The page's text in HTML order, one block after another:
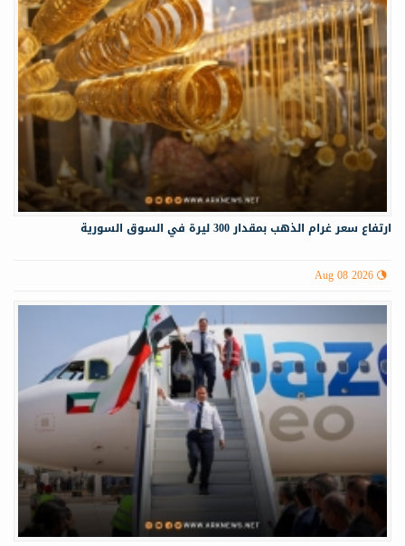
ارتفاع سعر غرام الذهب بمقدار 300 ليرة في السوق السورية
Aug 08 2026